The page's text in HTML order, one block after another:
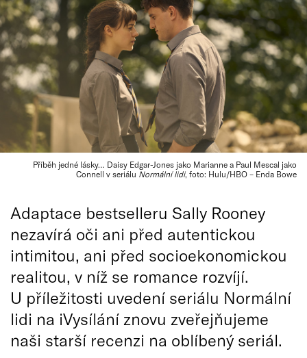
Příběh jedné lásky… Daisy Edgar-Jones jako Marianne a Paul Mescal jako
Connell v seriálu Normální lidi, foto: Hulu/HBO – Enda Bowe
Adaptace bestselleru Sally Rooney
nezavírá oči ani před autentickou
intimitou, ani před socioekonomickou
realitou, v níž se romance rozvíjí.
U příležitosti uvedení seriálu Normální
lidi na iVysílání znovu zveřejňujeme
naši starší recenzi na oblíbený seriál.